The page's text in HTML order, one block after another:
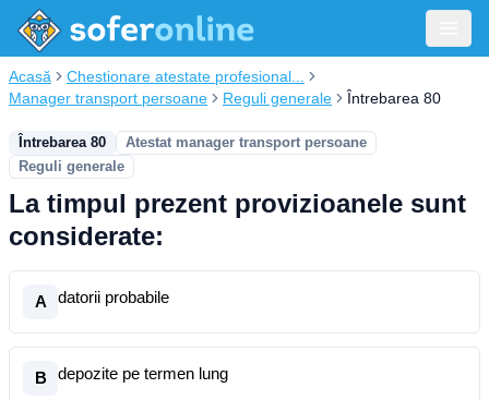
Acasă
Chestionare atestate profesional...
Manager transport persoane
Reguli generale Întrebarea 80
Întrebarea 80
Atestat manager transport persoane
Reguli generale
La timpul prezent provizioanele sunt
considerate:
A datorii probabile
B depozite pe termen lung